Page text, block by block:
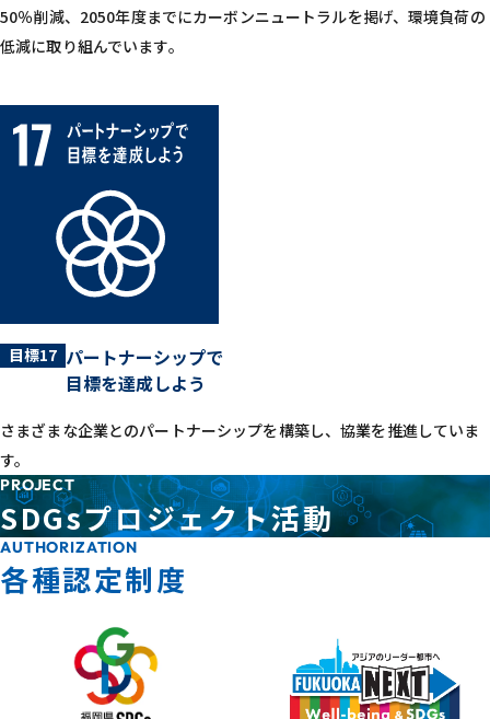
50％削減、2050年度までにカーボンニュートラルを掲げ、環境負荷の
低減に取り組んでいます。
目標17 パートナーシップで
目標を達成しよう
さまざまな企業とのパートナーシップを構築し、協業を推進していま
す。
PROJECT
SDGsプロジェクト活動
AUTHORIZATION
各種認定制度